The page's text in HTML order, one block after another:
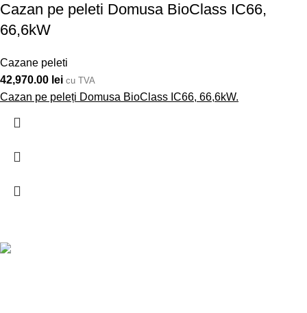
Cazan pe peleti Domusa BioClass IC66,
66,6kW
Cazane peleti
42,970.00 lei cu TVA
Cazan pe peleți Domusa BioClass IC66, 66,6kW.